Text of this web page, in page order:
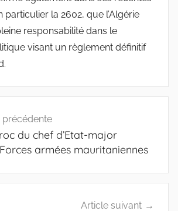
particulier la 2602, que l’Algérie
responsabilité dans le
visant un règlement définitif
précédente
du chef d’Etat-major
armées mauritaniennes
Article suivant